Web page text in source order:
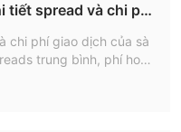
tiết spread và chi ph
2025
chi phí giao dịch của sà
trung bình, phí hoa
lưu ý rủi ro cao trong